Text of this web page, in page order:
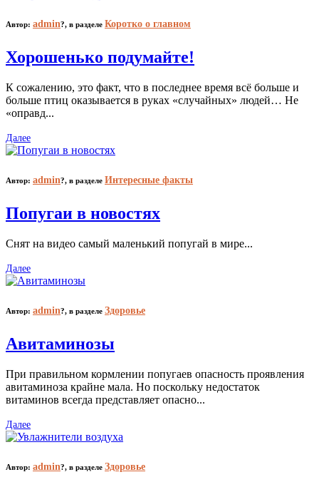
Автор: admin?, в разделе Коротко о главном
Хорошенько подумайте!
К сожалению, это факт, что в последнее время всё больше и
больше птиц оказывается в руках «случайных» людей… Не
«оправд...
Далее
Автор: admin?, в разделе Интересные факты
Попугаи в новостях
Снят на видео самый маленький попугай в мире...
Далее
Автор: admin?, в разделе Здоровье
Авитаминозы
При правильном кормлении попугаев опасность проявления
авитаминоза крайне мала. Но поскольку недостаток
витаминов всегда представляет опасно...
Далее
Автор: admin?, в разделе Здоровье